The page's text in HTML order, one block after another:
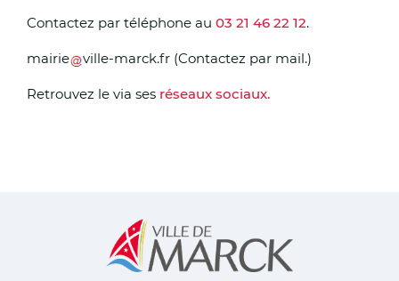
Contactez par téléphone au 03 21 46 22 12.
mairie ville-marck.fr (Contactez par mail.)
Retrouvez le via ses réseaux sociaux.